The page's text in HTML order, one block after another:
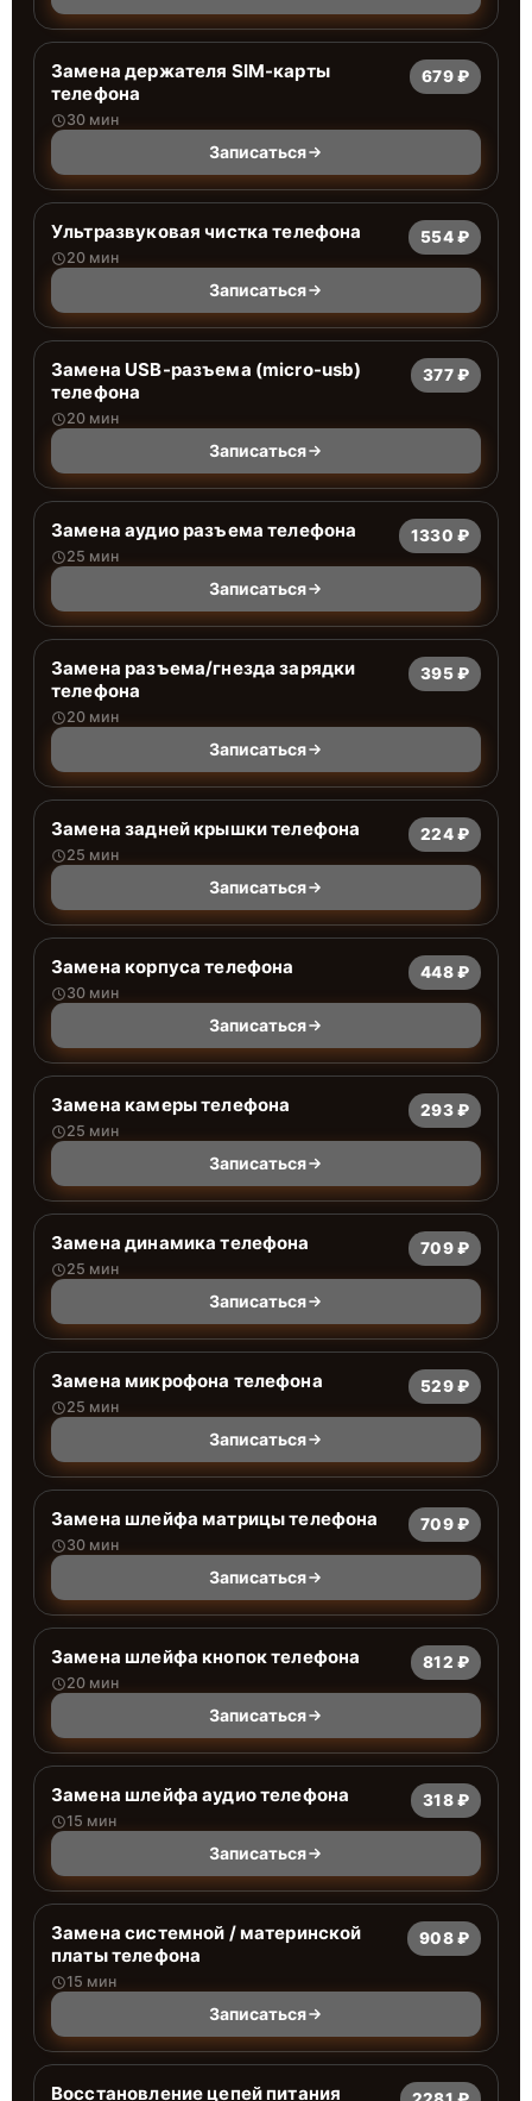
Замена держателя SIM-карты
телефона
30 мин
679 ₽
Записаться
Ультразвуковая чистка телефона
20 мин
554 ₽
Записаться
Замена USB-разъема (micro-usb)
телефона
20 мин
377 ₽
Записаться
Замена аудио разъема телефона
25 мин
1330 ₽
Записаться
Замена разъема/гнезда зарядки
телефона
20 мин
395 ₽
Записаться
Замена задней крышки телефона
25 мин
224 ₽
Записаться
Замена корпуса телефона
30 мин
448 ₽
Записаться
Замена камеры телефона
25 мин
293 ₽
Записаться
Замена динамика телефона
25 мин
709 ₽
Записаться
Замена микрофона телефона
25 мин
529 ₽
Записаться
Замена шлейфа матрицы телефона
30 мин
709 ₽
Записаться
Замена шлейфа кнопок телефона
20 мин
812 ₽
Записаться
Замена шлейфа аудио телефона
15 мин
318 ₽
Записаться
Замена системной / материнской
платы телефона
15 мин
908 ₽
Записаться
Восстановление цепей питания